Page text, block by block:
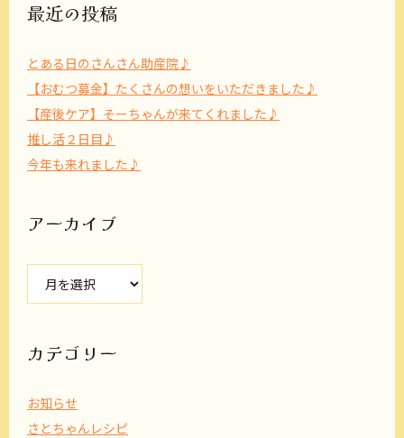
最近の投稿
とある日のさんさん助産院♪
【おむつ募金】たくさんの想いをいただきました♪
【産後ケア】そーちゃんが来てくれました♪
推し活２日目♪
今年も来れました♪
アーカイブ
カ
ブ
カテゴリー
お知らせ
さとちゃんレシピ